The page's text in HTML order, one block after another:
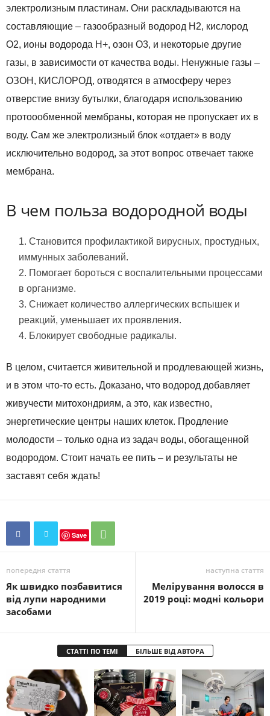
электролизным пластинам. Они раскладываются на
составляющие – газообразный водород H2, кислород
О2, ионы водорода Н+, озон О3, и некоторые другие
газы, в зависимости от качества воды. Ненужные газы –
ОЗОН, КИСЛОРОД, отводятся в атмосферу через
отверстие внизу бутылки, благодаря использованию
протоообменной мембраны, которая не пропускает их в
воду. Сам же электролизный блок «отдает» в воду
исключительно водород, за этот вопрос отвечает также
мембрана.
В чем польза водородной воды
Становится профилактикой вирусных, простудных,
иммунных заболеваний.
Помогает бороться с воспалительными процессами
в организме.
Снижает количество аллергических вспышек и
реакций, уменьшает их проявления.
Блокирует свободные радикалы.
В целом, считается живительной и продлевающей жизнь,
и в этом что-то есть. Доказано, что водород добавляет
живучести митохондриям, а это, как известно,
энергетические центры наших клеток. Продление
молодости – только одна из задач воды, обогащенной
водородом. Стоит начать ее пить – и результаты не
заставят себя ждать!
Save
попередня стаття
Як швидко позбавитися
від лупи народними
засобами
наступна стаття
Мелірування волосся в
2019 році: модні кольори
СТАТТІ ПО ТЕМІ БІЛЬШЕ ВІД АВТОРА